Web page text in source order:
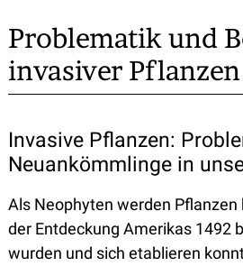
Problematik und
invasiver
Invasive Pflanzen:
Neuankömmlinge in
Als Neophyten werden Pflanzen
der Entdeckung Amerikas 1492
wurden und sich etablieren